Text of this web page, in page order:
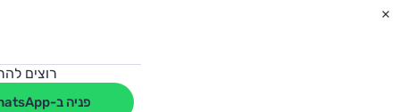
רוצים
פניה ב-WhatsApp